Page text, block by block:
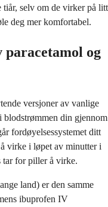
selv om de virker på litt
deg mer komfortabel.
og
versjoner av vanlige
blodstrømmen din gjennom
fordøyelsessystemet ditt
virke i løpet av minutter i
tar for piller å virke.
land) er den samme
ibuprofen IV